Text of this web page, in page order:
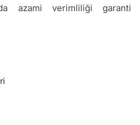
azami verimliliği garanti